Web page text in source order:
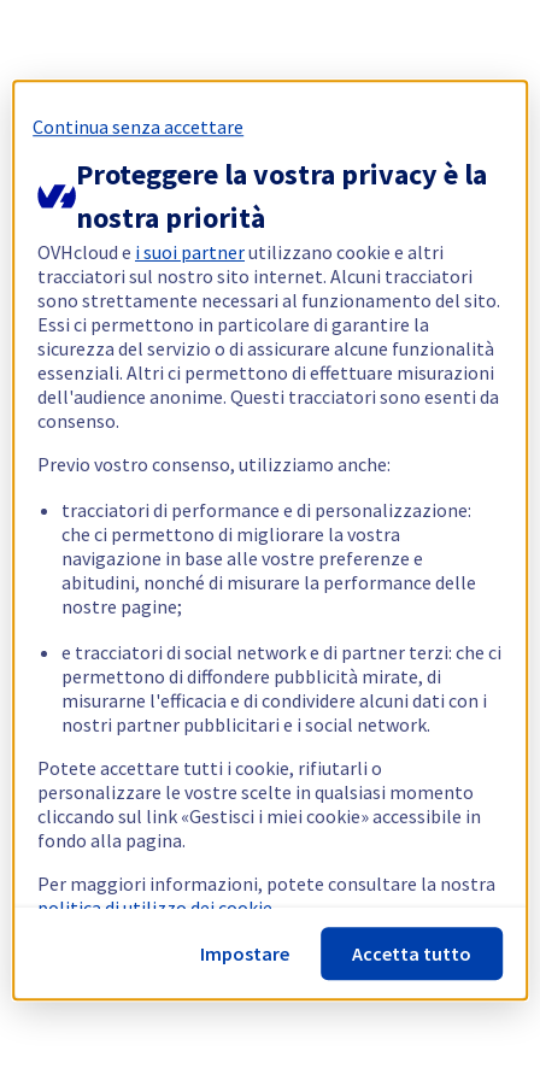
Continua senza accettare
Proteggere la vostra privacy è la
nostra priorità
OVHcloud e i suoi partnerutilizzano cookie e altri
tracciatori sul nostro sito internet. Alcuni tracciatori
sono strettamente necessari al funzionamento del sito.
Essi ci permettono in particolare di garantire la
sicurezza del servizio o di assicurare alcune funzionalità
essenziali. Altri ci permettono di effettuare misurazioni
dell'audience anonime. Questi tracciatori sono esenti da
consenso.
Previo vostro consenso, utilizziamo anche:
tracciatori di performance e di personalizzazione:
che ci permettono di migliorare la vostra
navigazione in base alle vostre preferenze e
abitudini, nonché di misurare la performance delle
nostre pagine;
e tracciatori di social network e di partner terzi: che ci
permettono di diffondere pubblicità mirate, di
misurarne l'efficacia e di condividere alcuni dati con i
nostri partner pubblicitari e i social network.
Potete accettare tutti i cookie, rifiutarli o
personalizzare le vostre scelte in qualsiasi momento
cliccando sul link «Gestisci i miei cookie» accessibile in
fondo alla pagina.
Per maggiori informazioni, potete consultare la nostra
politica di utilizzo dei cookie.
Impostare
Accetta tutto